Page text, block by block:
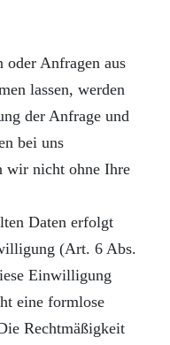
Anfragen aus
lassen, werden
der Anfrage und
bei uns
wir nicht ohne Ihre
Daten erfolgt
(Art. 6 Abs.
Einwilligung
eine formlose
Rechtmäßigkeit